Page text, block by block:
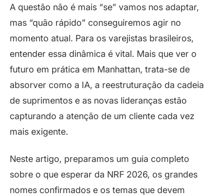
A questão não é mais “se” vamos nos adaptar,
mas “quão rápido” conseguiremos agir no
momento atual. Para os varejistas brasileiros,
entender essa dinâmica é vital. Mais que ver o
futuro em prática em Manhattan, trata-se de
absorver como a IA, a reestruturação da cadeia
de suprimentos e as novas lideranças estão
capturando a atenção de um cliente cada vez
mais exigente.
Neste artigo, preparamos um guia completo
sobre o que esperar da NRF 2026, os grandes
nomes confirmados e os temas que devem